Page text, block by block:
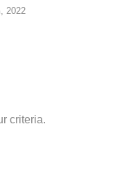
2022
criteria.